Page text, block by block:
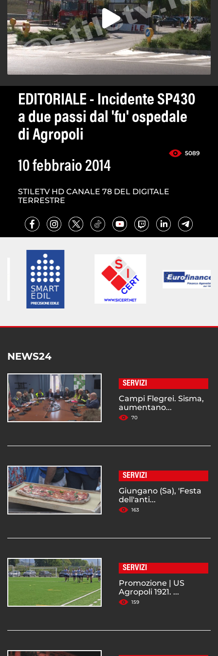
EDITORIALE - Incidente SP430
a due passi dal 'fu' ospedale
di Agropoli
5089
10 febbraio 2014
STILETV HD CANALE 78 DEL DIGITALE
TERRESTRE
NEWS24
SERVIZI
Campi Flegrei. Sisma,
aumentano...
70
SERVIZI
Giungano (Sa), 'Festa
dell'anti...
163
SERVIZI
Promozione | US
Agropoli 1921. ...
159